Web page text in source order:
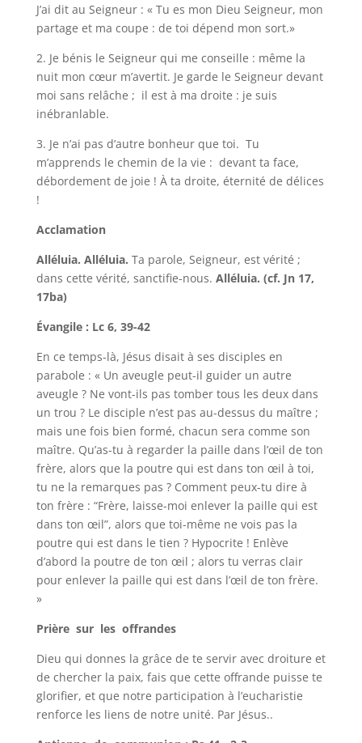
J’ai dit au Seigneur : « Tu es mon Dieu Seigneur, mon
partage et ma coupe : de toi dépend mon sort.»
2. Je bénis le Seigneur qui me conseille : même la
nuit mon cœur m’avertit. Je garde le Seigneur devant
moi sans relâche ; il est à ma droite : je suis
inébranlable.
3. Je n’ai pas d’autre bonheur que toi. Tu
m’apprends le chemin de la vie : devant ta face,
débordement de joie ! À ta droite, éternité de délices
!
Acclamation
Alléluia. Alléluia. Ta parole, Seigneur, est vérité ;
dans cette vérité, sanctifie-nous. Alléluia. (cf. Jn 17,
17ba)
Évangile : Lc 6, 39-42
En ce temps-là, Jésus disait à ses disciples en
parabole : « Un aveugle peut-il guider un autre
aveugle ? Ne vont-ils pas tomber tous les deux dans
un trou ? Le disciple n’est pas au-dessus du maître ;
mais une fois bien formé, chacun sera comme son
maître. Qu’as-tu à regarder la paille dans l’œil de ton
frère, alors que la poutre qui est dans ton œil à toi,
tu ne la remarques pas ? Comment peux-tu dire à
ton frère : “Frère, laisse-moi enlever la paille qui est
dans ton œil”, alors que toi-même ne vois pas la
poutre qui est dans le tien ? Hypocrite ! Enlève
d’abord la poutre de ton œil ; alors tu verras clair
pour enlever la paille qui est dans l’œil de ton frère.
»
Prière sur les offrandes
Dieu qui donnes la grâce de te servir avec droiture et
de chercher la paix, fais que cette offrande puisse te
glorifier, et que notre participation à l’eucharistie
renforce les liens de notre unité. Par Jésus..